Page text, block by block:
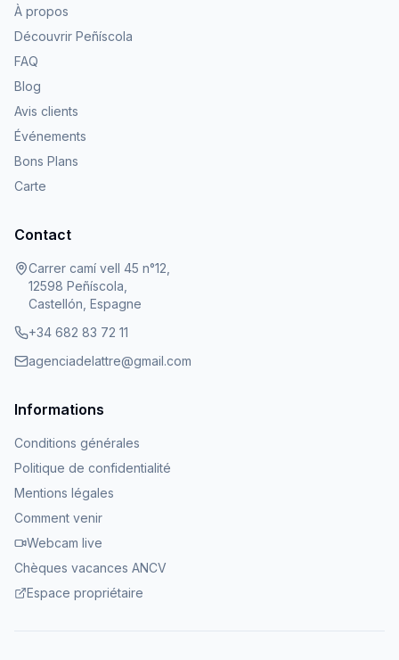
À propos
Découvrir Peñíscola
FAQ
Blog
Avis clients
Événements
Bons Plans
Carte
Contact
Carrer camí vell 45 n°12,
12598 Peñíscola,
Castellón, Espagne
+34 682 83 72 11
agenciadelattre@gmail.com
Informations
Conditions générales
Politique de confidentialité
Mentions légales
Comment venir
Webcam live
Chèques vacances ANCV
Espace propriétaire